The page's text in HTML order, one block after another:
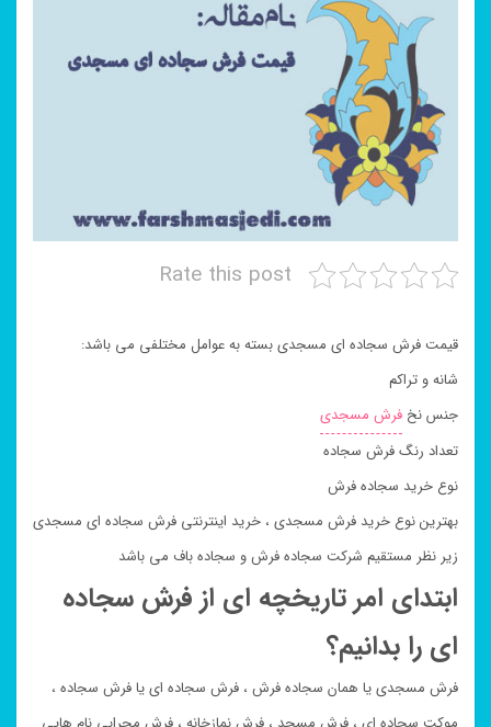
Rate this post
قیمت فرش سجاده ای مسجدی بسته به عوامل مختلفی می باشد:
شانه و تراکم
جنس نخ فرش مسجدی
تعداد رنگ فرش سجاده
نوع خرید سجاده فرش
بهترین نوع خرید فرش مسجدی ، خرید اینترنتی فرش سجاده ای مسجدی
زیر نظر مستقیم شرکت سجاده فرش و سجاده باف می باشد
ابتدای امر تاریخچه ای از فرش سجاده
ای را بدانیم؟
فرش مسجدی یا همان سجاده فرش ، فرش سجاده ای یا فرش سجاده ،